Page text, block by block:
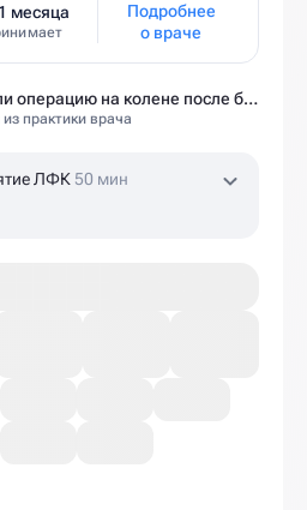
месяца
Подробнее
о враче
Мне назначили операцию на колене после беременности. Оказалось — это было ошибкой
практики врача
ЛФК 50 мин